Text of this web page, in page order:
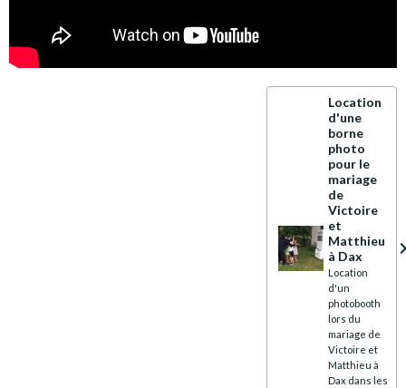
Location
d'une
borne
photo
pour le
mariage
de
Victoire
et
Matthieu
à Dax
Location
d'un
photobooth
lors du
mariage de
Victoire et
Matthieu à
Dax dans les